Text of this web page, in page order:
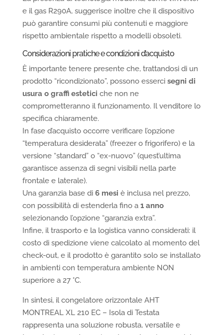
e il gas R290A, suggerisce inoltre che il dispositivo
può garantire consumi più contenuti e maggiore
rispetto ambientale rispetto a modelli obsoleti.
Considerazioni pratiche e condizioni d’acquisto
È importante tenere presente che, trattandosi di un
prodotto “ricondizionato”, possono esserci segni di
usura o graffi estetici che non ne
comprometteranno il funzionamento. Il venditore lo
specifica chiaramente.
In fase d’acquisto occorre verificare l’opzione
“temperatura desiderata” (freezer o frigorifero) e la
versione “standard” o “ex-nuovo” (quest’ultima
garantisce assenza di segni visibili nella parte
frontale e laterale).
Una garanzia base di 6 mesi è inclusa nel prezzo,
con possibilità di estenderla fino a 1 anno
selezionando l’opzione “garanzia extra”.
Infine, il trasporto e la logistica vanno considerati: il
costo di spedizione viene calcolato al momento del
check-out, e il prodotto è garantito solo se installato
in ambienti con temperatura ambiente NON
superiore a 27 °C.
In sintesi, il congelatore orizzontale AHT
MONTREAL XL 210 EC – Isola di Testata
rappresenta una soluzione robusta, versatile e